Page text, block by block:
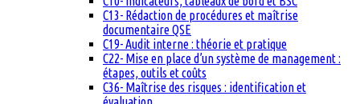
C13- Rédaction de procédures et maîtrise
documentaire QSE
C19- Audit interne : théorie et pratique
C22- Mise en place d’un système de management :
étapes, outils et coûts
C36- Maîtrise des risques : identification et